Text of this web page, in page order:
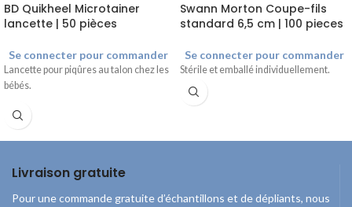
BD Quikheel Microtainer
lancette | 50 pièces
Se connecter pour commander
Lancette pour piqûres au talon chez les
bébés.
Swann Morton Coupe-fils
standard 6,5 cm | 100 pieces
Se connecter pour commander
Stérile et emballé individuellement.
Livraison gratuite
Pour une commande gratuite d’échantillons et de dépliants, nous